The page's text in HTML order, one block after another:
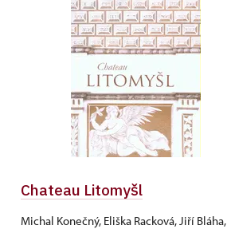
Chateau Litomyšl
Michal Konečný, Eliška Racková, Jiří Bláha,